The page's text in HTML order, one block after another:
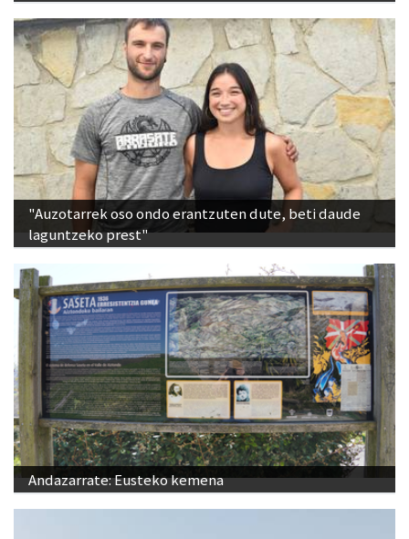
"Auzotarrek oso ondo erantzuten dute, beti daude
laguntzeko prest"
Andazarrate: Eusteko kemena